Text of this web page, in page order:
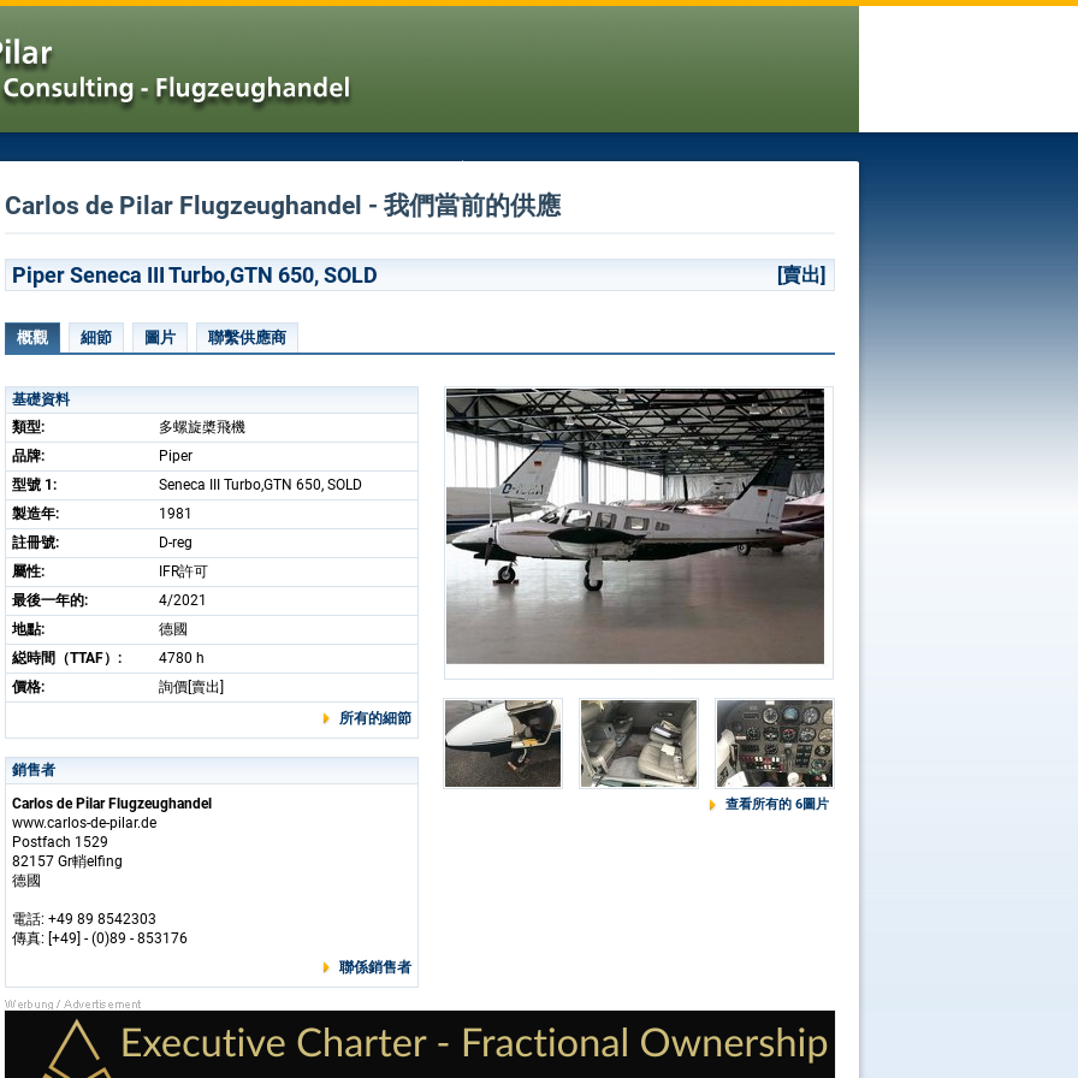
Carlos de Pilar Flugzeughandel - 我們當前的供應
Piper Seneca III Turbo,GTN 650, SOLD [賣出]
概觀 細節 圖片 聯繫供應商
基礎資料
類型:
多螺旋槳飛機
品牌:
Piper
型號 1:
Seneca III Turbo,GTN 650, SOLD
製造年:
1981
註冊號:
D-reg
屬性:
IFR許可
最後一年的:
4/2021
地點:
德國
縂時間（TTAF）:
4780 h
價格:
詢價[賣出]
所有的細節
銷售者
Carlos de Pilar Flugzeughandel
www.carlos-de-pilar.de
Postfach 1529
82157 Gr輎elfing
德國
電話: +49 89 8542303
傳真: [+49] - (0)89 - 853176
聯係銷售者
查看所有的 6圖片